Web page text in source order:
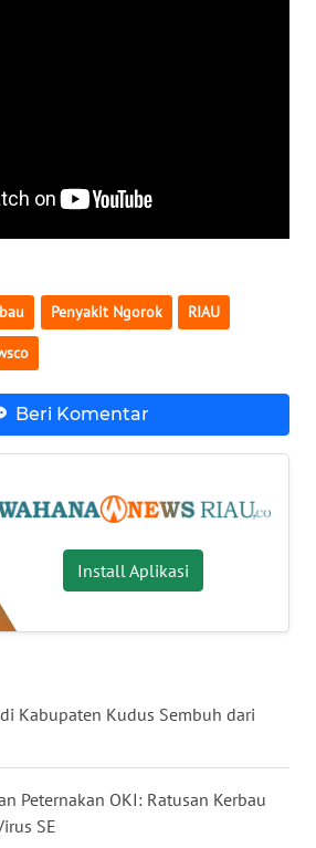
Penyakit Ngorok RIAU
Beri Komentar
Install Aplikasi
Kabupaten Kudus Sembuh dari
Peternakan OKI: Ratusan Kerbau
SE